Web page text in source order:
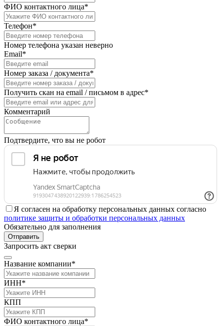
ФИО контактного лица*
Телефон*
Номер телефона указан неверно
Email*
Номер заказа / документа*
Получить скан на email / письмом в адрес*
Комментарий
Подтвердите, что вы не робот
Я согласен на обработку персональных данных согласно
политике защиты и обработки персональных данных
Обязательно для заполнения
Отправить
Запросить акт сверки
Название компании*
ИНН*
КПП
ФИО контактного лица*